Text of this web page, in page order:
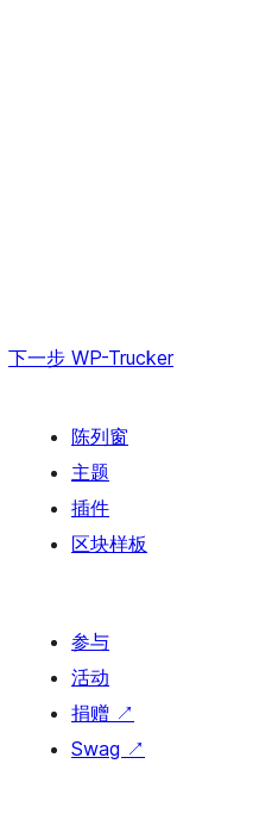
下一步 WP-Trucker
陈列窗
主题
插件
区块样板
参与
活动
捐赠 ↗
Swag ↗